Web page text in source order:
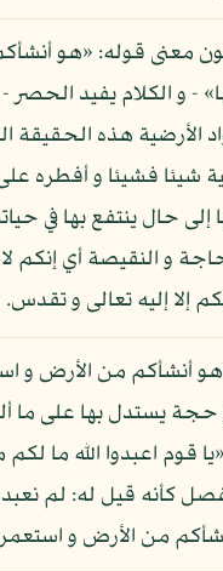
معنى قوله: «هو
- و الكلام يفيد الحصر
الأرضية هذه الحقيقة
شيئا فشيئا و أفطره
حال ينتفع بها في
و النقيصة أي إنكم
إلا إليه تعالى و تقدس.
أنشأكم من الأرض و
حجة يستدل بها على ما
قوم اعبدوا الله ما
كأنه قيل له: لم
من الأرض و